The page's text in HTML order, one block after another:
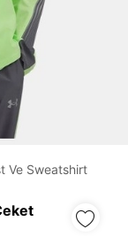
Ve Sweatshirt
takibi.